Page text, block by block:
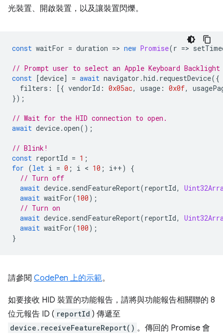
光裝置、開啟裝置，以及讓裝置閃爍。
const waitFor = duration => new Promise(r =>
// Prompt user to select an Apple Keyboard
const [device] = await navigator .hid . requestDevice({
filters : [{ vendorId : 0x05ac, usage : 0x0f,
});
// Wait for the HID connection to open.
await device.open();
// Blink!
const reportId = 1 ;
for (let i = 0 ; i < 10 ; i++)
{
// Turn off
await device. sendFeatureReport(reportId,
await waitFor(100);
// Turn on
await device. sendFeatureReport(reportId,
await waitFor(100);
}
請參閱 CodePen 上的示範。
如要接收 HID 裝置的功能報告，請將與功能報告相關聯的 8
位元報告 ID ( reportId ) 傳遞至
device.receiveFeatureReport() 。傳回的 Promise 會